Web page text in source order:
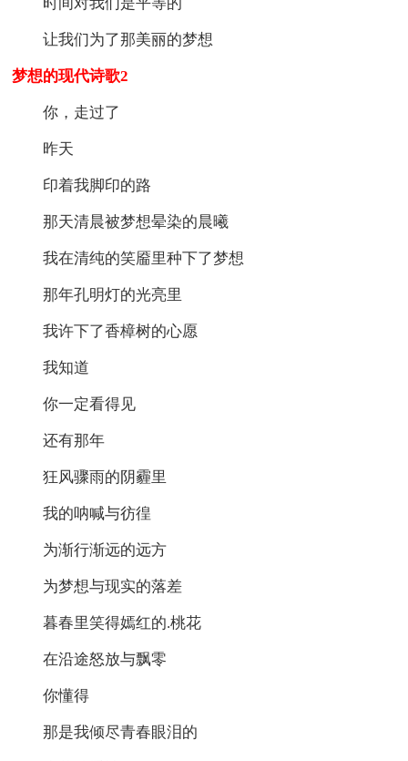
让我们为了那美丽的梦想
梦想的现代诗歌2
你，走过了
昨天
印着我脚印的路
那天清晨被梦想晕染的晨曦
我在清纯的笑靥里种下了梦想
那年孔明灯的光亮里
我许下了香樟树的心愿
我知道
你一定看得见
还有那年
狂风骤雨的阴霾里
我的呐喊与彷徨
为渐行渐远的远方
为梦想与现实的落差
暮春里笑得嫣红的.桃花
在沿途怒放与飘零
你懂得
那是我倾尽青春眼泪的